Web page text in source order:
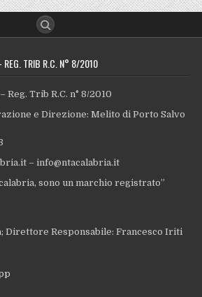
REG. TRIB R.C. N° 8/2010
Trib R.C. n° 8/2010
e Direzione: Melito di Porto Salvo
– info@ntacalabria.it
sono un marchio registrato”
Direttore Responsabile: Francesco Iriti